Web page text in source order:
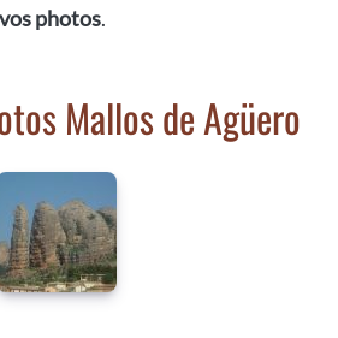
photos.
Mallos de Agüero